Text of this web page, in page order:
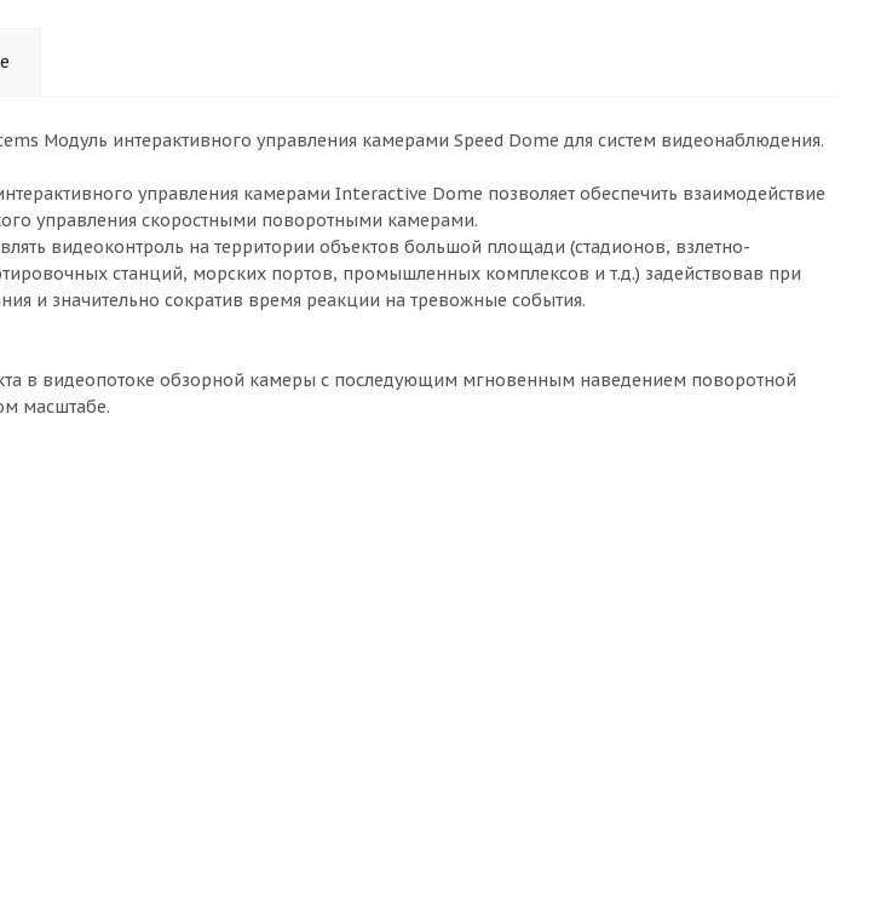
Модуль интерактивного управления камерами Speed Dome для систем видеонаблюдения.
управления камерами Interactive Dome позволяет обеспечить взаимодействие
управления скоростными поворотными камерами.
видеоконтроль на территории объектов большой площади (стадионов, взлетно-
станций, морских портов, промышленных комплексов и т.д.) задействовав при
и значительно сократив время реакции на тревожные события.
в видеопотоке обзорной камеры с последующим мгновенным наведением поворотной
масштабе.